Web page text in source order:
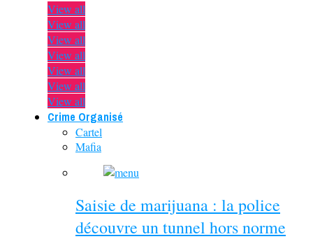
View all
View all
View all
View all
View all
View all
View all
Crime Organisé
Cartel
Mafia
Saisie de marijuana : la police
découvre un tunnel hors norme